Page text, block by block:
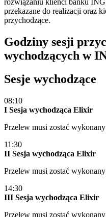
przekazane do realizacji oraz
przychodzące.
Godziny sesji
wychodzących w
Sesje wychodzące
08:10
I Sesja wychodząca Elixir
Przelew musi zostać
11:30
II Sesja wychodząca Elixir
Przelew musi zostać
14:30
III Sesja wychodząca Elixir
Przelew musi zostać